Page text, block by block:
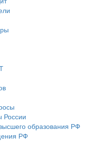
России
образования РФ
РФ